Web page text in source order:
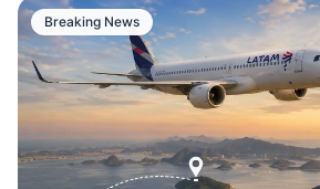
Breaking News